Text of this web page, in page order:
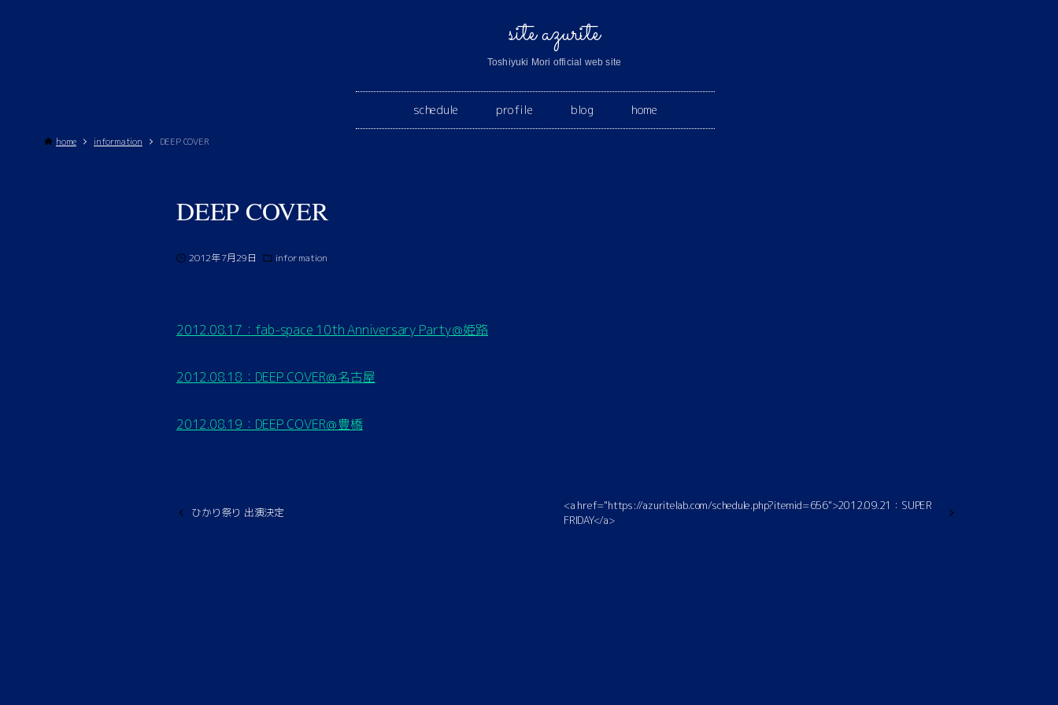
site azurite
Toshiyuki Mori official web site
schedule profile blog home
home information DEEP COVER
DEEP COVER
2012年7月29日 information
2012.08.17：fab-space 10th Anniversary Party＠姫路
2012.08.18：DEEP COVER＠名古屋
2012.08.19：DEEP COVER＠豊橋
ひかり祭り 出演決定
<a href="https://azuritelab.com/schedule.php?itemid=656">2012.09.21：SUPER
FRIDAY</a>